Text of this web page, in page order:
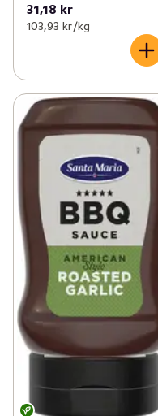
31,18 kr
103,93 kr /kg